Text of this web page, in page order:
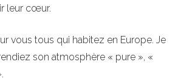
leur cœur.
vous tous qui habitez en Europe. Je
son atmosphère « pure », «